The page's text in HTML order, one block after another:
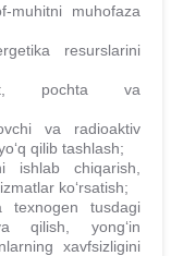
muhitni muhofaza
resurslarini
pochta va
va radioaktiv
qilib tashlash;
ishlab chiqarish,
ko‘rsatish;
texnogen tusdagi
qilish, yong‘in
xavfsizligini